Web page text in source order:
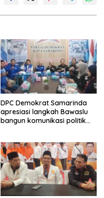
DPC Demokrat Samarinda
apresiasi langkah Bawaslu
bangun komunikasi politik